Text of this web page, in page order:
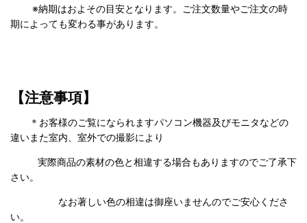
※納期はおよその目安となります。ご注文数量やご注文の時
期によっても変わる事があります。
【注意事項】
＊お客様のご覧になられますパソコン機器及びモニタなどの
違いまた室内、室外での撮影により
実際商品の素材の色と相違する場合もありますのでご了承下
さい。
なお著しい色の相違は御座いませんのでご安心くださ
い。